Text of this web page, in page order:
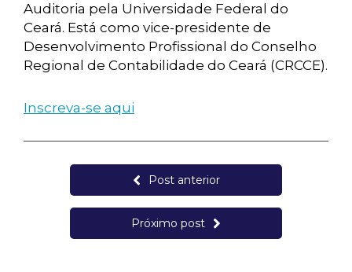
Auditoria pela Universidade Federal do
Ceará. Está como vice-presidente de
Desenvolvimento Profissional do Conselho
Regional de Contabilidade do Ceará (CRCCE).
Inscreva-se aqui
Post anterior
Próximo post